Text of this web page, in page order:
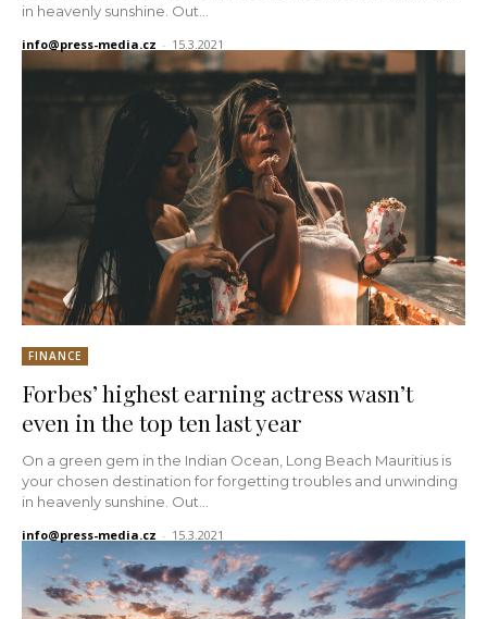
in heavenly sunshine. Out...
info@press-media.cz - 15.3.2021
FINANCE
Forbes’ highest earning actress wasn’t
even in the top ten last year
On a green gem in the Indian Ocean, Long Beach Mauritius is
your chosen destination for forgetting troubles and unwinding
in heavenly sunshine. Out...
info@press-media.cz - 15.3.2021